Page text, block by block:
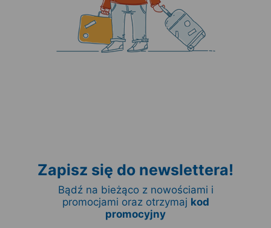
Zapisz się do newslettera!
Bądź na bieżąco z nowościami i
promocjami oraz otrzymaj kod
promocyjny